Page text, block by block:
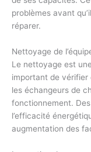
problèmes avant
réparer.
Nettoyage de
Le nettoyage est
important de
les échangeurs de
fonctionnement.
l’efficacité
augmentation des